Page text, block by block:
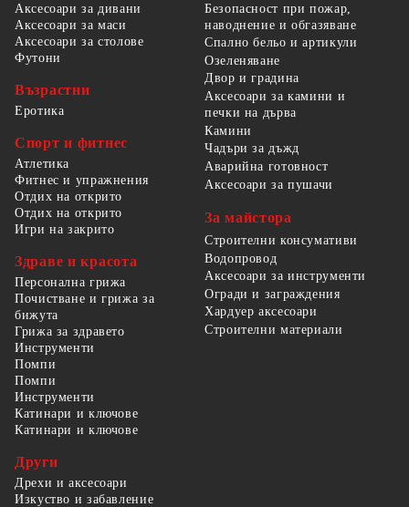
Аксесоари за дивани
Аксесоари за маси
Аксесоари за столове
Футони
Възрастни
Еротика
Спорт и фитнес
Атлетика
Фитнес и упражнения
Отдих на открито
Отдих на открито
Игри на закрито
Здраве и красота
Персонална грижа
Почистване и грижа за
бижута
Грижа за здравето
Безопасност при пожар,
наводнение и обгазяване
Спално бельо и артикули
Озеленяване
Двор и градина
Аксесоари за камини и
печки на дърва
Камини
Чадъри за дъжд
Аварийна готовност
Аксесоари за пушачи
За майстора
Строителни консумативи
Водопровод
Аксесоари за инструменти
Огради и заграждения
Хардуер аксесоари
Строителни материали
Инструменти
Помпи
Помпи
Инструменти
Катинари и ключове
Катинари и ключове
Други
Дрехи и аксесоари
Изкуство и забавление